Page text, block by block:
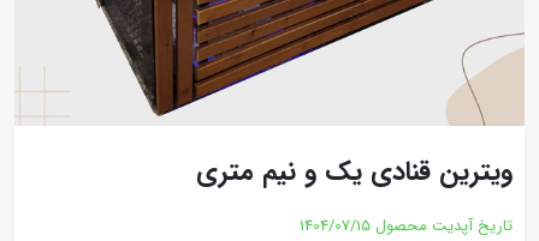
ویترین قنادی یک و نیم متری
تاریخ آپدیت محصول 1404/07/15